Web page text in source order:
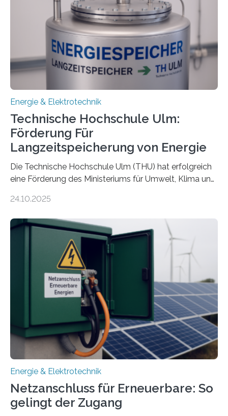
Energie & Elektrotechnik
Technische Hochschule Ulm:
Förderung Für
Langzeitspeicherung von Energie
Die Technische Hochschule Ulm (THU) hat erfolgreich
eine Förderung des Ministeriums für Umwelt, Klima und
Forschungsprojekt „LAGER – Langzeitspeicherung in
Quartieren“ eingeworben. Ziel des Projekts ist die
Entwicklung, Erprobung und Demonstration von
Konzepten zur langfristigen Energiespeicherung in
sektorübergreifend vernetzten Energiesystemen. Das
Projekt startete am 15. Oktober 2025, hat eine Laufzeit
von drei Jahren und ein Gesamtvolumen von rund 2,9
Millionen Euro, wovon 2,6 Millionen Euro durch das
Ministerium für Umwelt, Klima und…
24.10.2025
Energie & Elektrotechnik
Netzanschluss für Erneuerbare: So
gelingt der Zugang